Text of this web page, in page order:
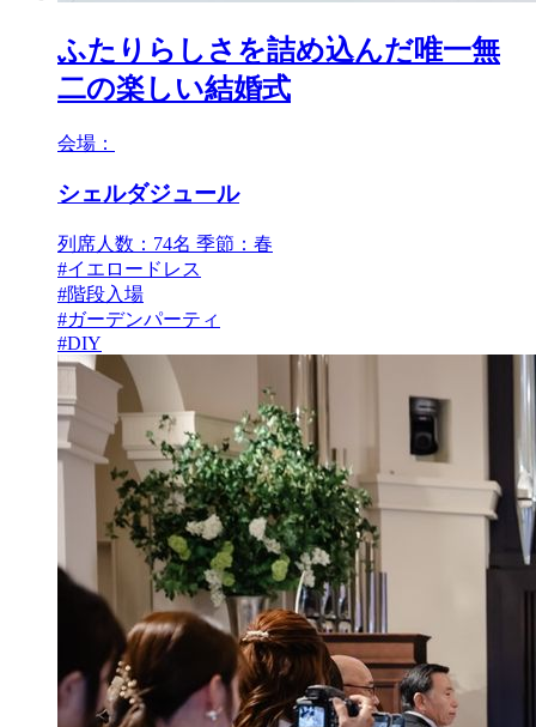
ふたりらしさを詰め込んだ唯一無
二の楽しい結婚式
会場：
シェルダジュール
列席人数：74名 季節：春
#イエロードレス
#階段入場
#ガーデンパーティ
#DIY